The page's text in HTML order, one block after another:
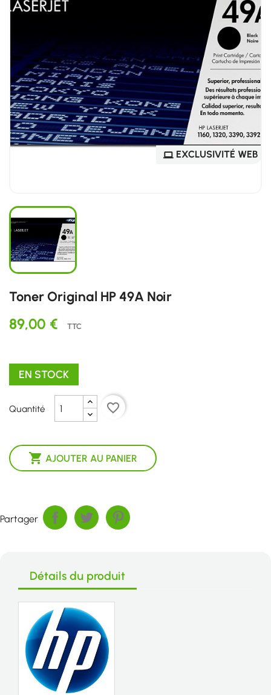
EXCLUSIVITÉ WEB
Toner Original HP 49A Noir
89,00 € TTC
EN STOCK
Quantité
 AJOUTER AU PANIER
favorite_border
Partager
Détails du produit